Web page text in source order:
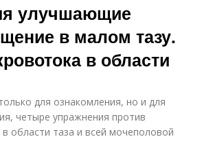
улучшающие
в малом тазу.
в области
для ознакомления, но и для
четыре упражнения против
области таза и всей мочеполовой